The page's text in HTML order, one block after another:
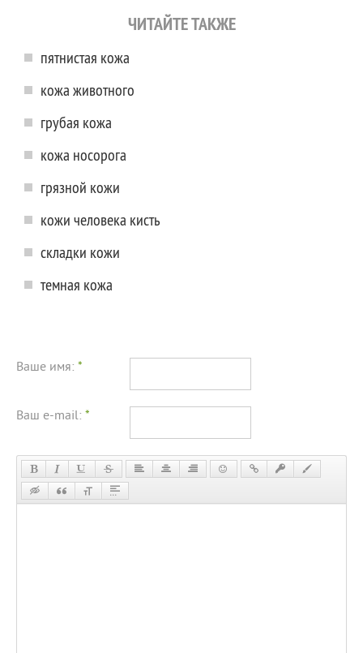
ЧИТАЙТЕ ТАКЖЕ
пятнистая кожа
кожа животного
грубая кожа
кожа носорога
грязной кожи
кожи человека кисть
складки кожи
темная кожа
Ваше имя: *
Ваш e-mail: *